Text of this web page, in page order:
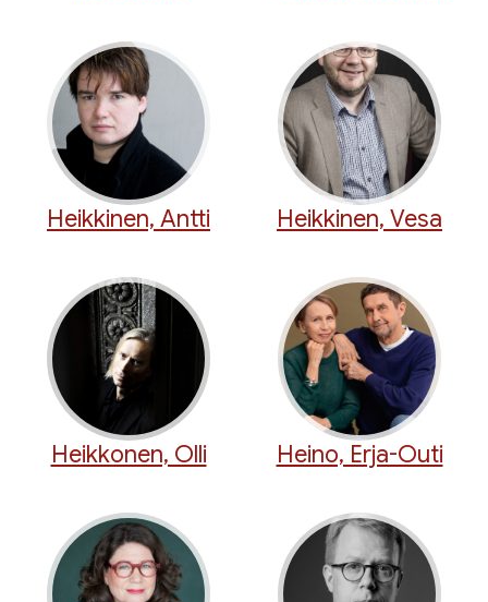
Heikkinen, Antti Heikkinen, Vesa
Heikkonen, Olli Heino, Erja-Outi